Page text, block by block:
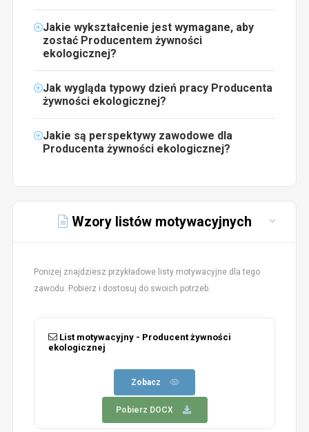
Jakie wykształcenie jest wymagane, aby
zostać Producentem żywności
ekologicznej?
Jak wygląda typowy dzień pracy Producenta
żywności ekologicznej?
Jakie są perspektywy zawodowe dla
Producenta żywności ekologicznej?
Wzory listów motywacyjnych
Poniżej znajdziesz przykładowe listy motywacyjne dla tego
zawodu. Pobierz i dostosuj do swoich potrzeb.
List motywacyjny - Producent żywności
ekologicznej
Zobacz
Pobierz DOCX